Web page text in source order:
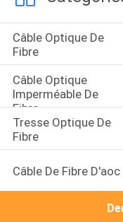
Câble Optique De
Fibre
Câble Optique
Imperméable De
Fibre
Tresse Optique De
Fibre
Câble De Fibre D'aoc